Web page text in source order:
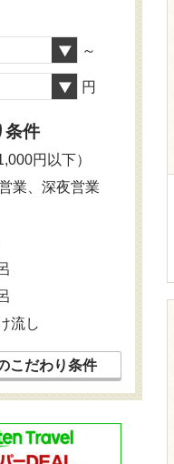
～
円
条件
円以下）
業、深夜営業
流し
こだわり条件